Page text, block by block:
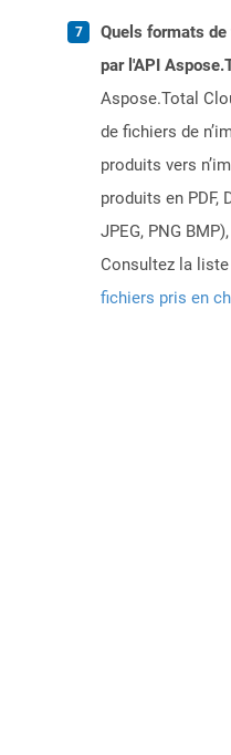
Quels formats
par l'API
Aspose.Total
de fichiers de
produits vers
produits en PDF,
JPEG, PNG
Consultez la
fichiers pris en